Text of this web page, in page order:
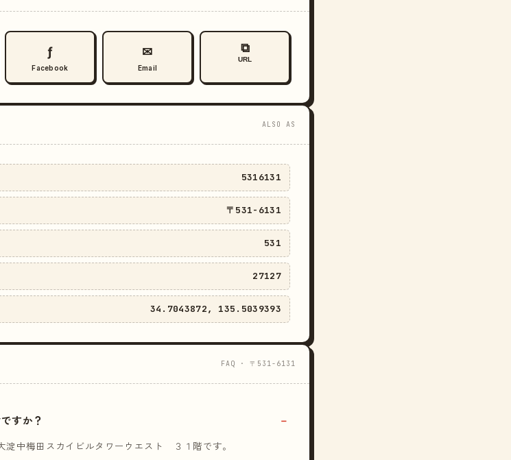
ƒ
Facebook
✉
Email
⧉
URL
ALSO AS
5316131
〒531-6131
531
27127
34.7043872, 135.5039393
FAQ · 〒531-6131
すか？
淀中梅田スカイビルタワーウエスト ３１階です。